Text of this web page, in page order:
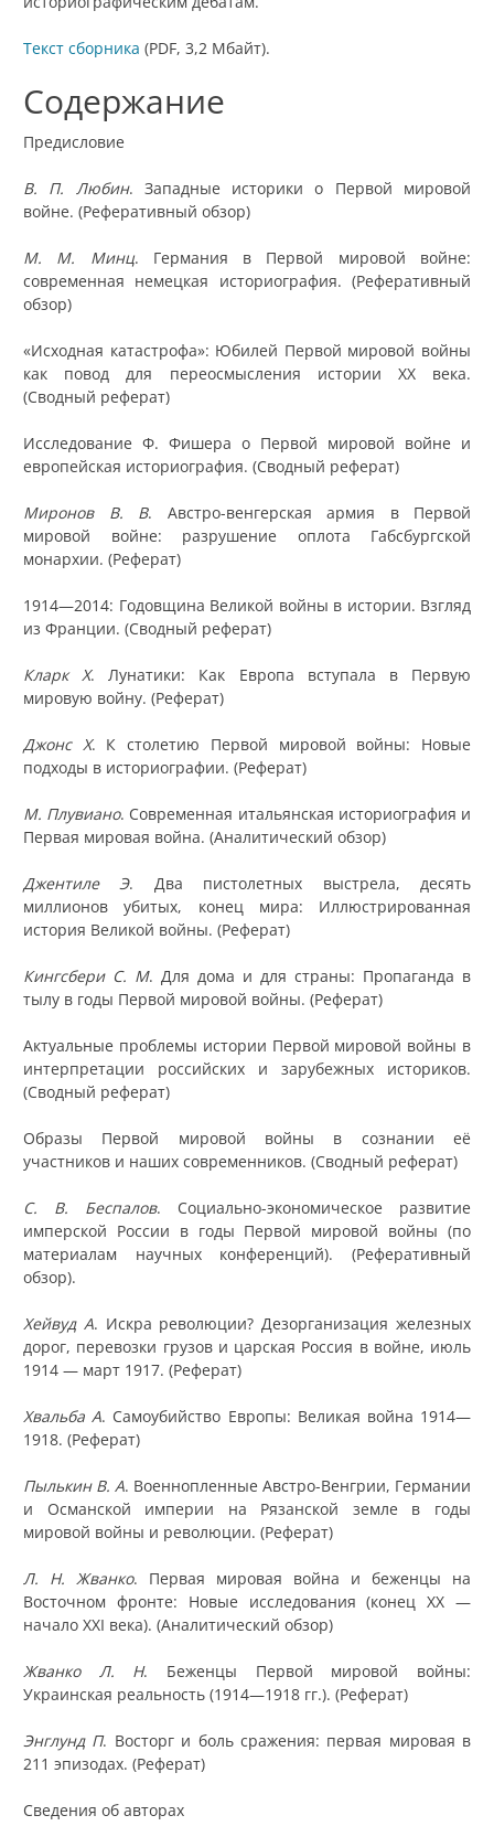
Текст сборника (PDF, 3,2 Мбайт).
Содержание
Предисловие
В. П. Любин. Западные историки о Первой мировой
войне. (Реферативный обзор)
М. М. Минц. Германия в Первой мировой войне:
современная немецкая историография. (Реферативный
обзор)
«Исходная катастрофа»: Юбилей Первой мировой войны
как повод для переосмысления истории XX века.
(Сводный реферат)
Исследование Ф. Фишера о Первой мировой войне и
европейская историография. (Сводный реферат)
Миронов В. В. Австро-венгерская армия в Первой
мировой войне: разрушение оплота Габсбургской
монархии. (Реферат)
1914—2014: Годовщина Великой войны в истории. Взгляд
из Франции. (Сводный реферат)
Кларк Х. Лунатики: Как Европа вступала в Первую
мировую войну. (Реферат)
Джонс Х. К столетию Первой мировой войны: Новые
подходы в историографии. (Реферат)
М. Плувиано. Современная итальянская историография и
Первая мировая война. (Аналитический обзор)
Джентиле Э. Два пистолетных выстрела, десять
миллионов убитых, конец мира: Иллюстрированная
история Великой войны. (Реферат)
Кингсбери С. М. Для дома и для страны: Пропаганда в
тылу в годы Первой мировой войны. (Реферат)
Актуальные проблемы истории Первой мировой войны в
интерпретации российских и зарубежных историков.
(Сводный реферат)
Образы Первой мировой войны в сознании её
участников и наших современников. (Сводный реферат)
С. В. Беспалов. Социально-экономическое развитие
имперской России в годы Первой мировой войны (по
материалам научных конференций). (Реферативный
обзор).
Хейвуд А. Искра революции? Дезорганизация железных
дорог, перевозки грузов и царская Россия в войне, июль
1914 — март 1917. (Реферат)
Хвальба А. Самоубийство Европы: Великая война 1914—
1918. (Реферат)
Пылькин В. А. Военнопленные Австро-Венгрии, Германии
и Османской империи на Рязанской земле в годы
мировой войны и революции. (Реферат)
Л. Н. Жванко. Первая мировая война и беженцы на
Восточном фронте: Новые исследования (конец XX —
начало XXI века). (Аналитический обзор)
Жванко Л. Н. Беженцы Первой мировой войны:
Украинская реальность (1914—1918 гг.). (Реферат)
Энглунд П. Восторг и боль сражения: первая мировая в
211 эпизодах. (Реферат)
Сведения об авторах